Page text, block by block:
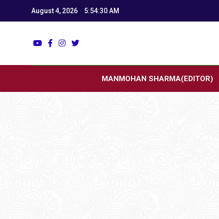
August 4, 2026 5:54:31 AM
MANMOHAN SHARMA(EDITOR)